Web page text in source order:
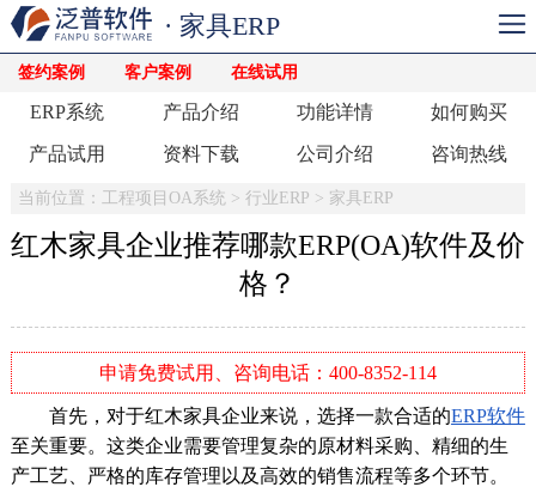
签约案例 客户案例 在线试用
· 家具ERP
ERP系统 产品介绍 功能详情 如何购买
产品试用 资料下载 公司介绍 咨询热线
当前位置： 工程项目OA系统 > 行业ERP > 家具ERP
红木家具企业推荐哪款ERP(OA)软件及价
格？
申请免费试用、咨询电话：400-8352-114
首先，对于红木家具企业来说，选择一款合适的ERP软件
至关重要。这类企业需要管理复杂的原材料采购、精细的生
产工艺、严格的库存管理以及高效的销售流程等多个环节。